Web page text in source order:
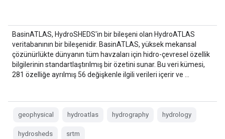
BasinATLAS, HydroSHEDS'in bir bileşeni olan HydroATLAS
veritabanının bir bileşenidir. BasinATLAS, yüksek mekansal
çözünürlükte dünyanın tüm havzaları için hidro-çevresel özellik
bilgilerinin standartlaştırılmış bir özetini sunar. Bu veri kümesi,
281 özelliğe ayrılmış 56 değişkenle ilgili verileri içerir ve …
geophysical hydroatlas hydrography hydrology
hydrosheds srtm